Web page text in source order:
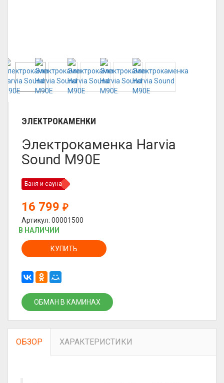
ЭЛЕКТРОКАМЕНКИ
Электрокаменка Harvia
Sound M90E
Баня и сауна
16 799 ₽
Артикул: 00001500
В НАЛИЧИИ
КУПИТЬ
ОБМАН В КАМИНАХ
ОБЗОР ХАРАКТЕРИСТИКИ